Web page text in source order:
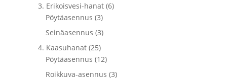
3. Erikoisvesi-hanat (6)
Pöytäasennus (3)
Seinäasennus (3)
4. Kaasuhanat (25)
Pöytäasennus (12)
Roikkuva-asennus (3)